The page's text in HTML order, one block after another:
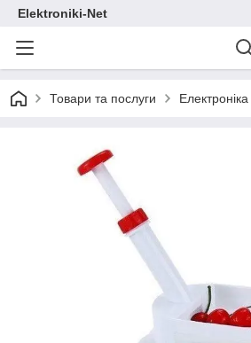
Elektroniki-Net
Товари та послуги Електроніка